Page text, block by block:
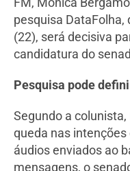
pesquisa
(22), será decisiva
candidatura do
Pesquisa pode
Segundo a
queda nas
áudios enviados ao
mensagens, o